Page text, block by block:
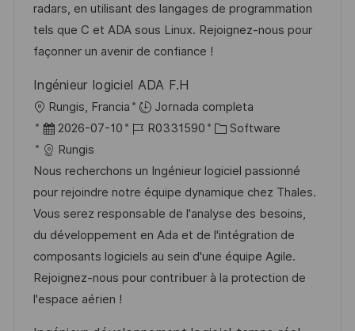
ó
n
e
p
u
l
i
c
a
c
i
ó
n
p
e
r
í
radars, en utilisant des langages de programmation
tels que C et ADA sous Linux. Rejoignez-nous pour
façonner un avenir de confiance !
Ingénieur logiciel ADA F.H
U
b
c
a
c
i
ó
n
Rungis, Francia
Jornada completa
F
e
c
h
a
d
e
p
u
2026-07-10
I
d
e
e
m
p
l
R0331590
C
t
e
g
o
r
í
Software
Rungis
Nous recherchons un Ingénieur logiciel passionné
pour rejoindre notre équipe dynamique chez Thales.
Vous serez responsable de l'analyse des besoins,
du développement en Ada et de l'intégration de
composants logiciels au sein d'une équipe Agile.
Rejoignez-nous pour contribuer à la protection de
l'espace aérien !